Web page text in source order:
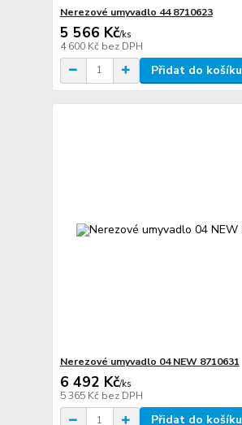
Nerezové umyvadlo 44 8710623
5 566 Kč/ks
4 600 Kč bez DPH
Přidat do košíku
Nerezové umyvadlo 04 NEW 8710631
6 492 Kč/ks
5 365 Kč bez DPH
Přidat do košíku